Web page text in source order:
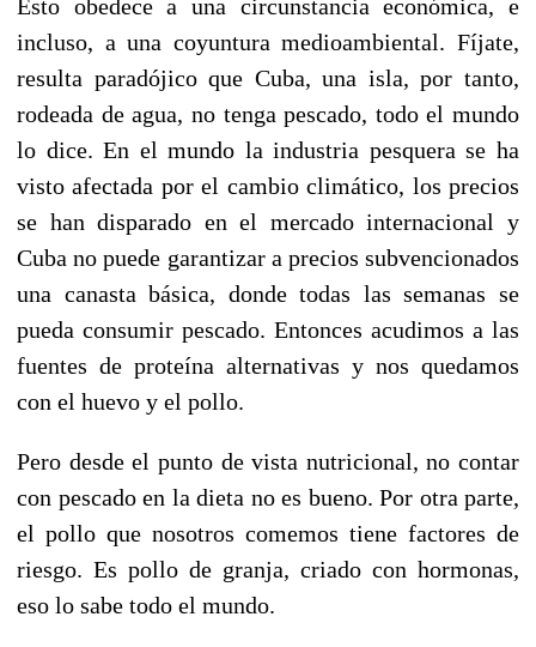
Esto obedece a una circunstancia económica, e
incluso, a una coyuntura medioambiental. Fíjate,
resulta paradójico que Cuba, una isla, por tanto,
rodeada de agua, no tenga pescado, todo el mundo
lo dice. En el mundo la industria pesquera se ha
visto afectada por el cambio climático, los precios
se han disparado en el mercado internacional y
Cuba no puede garantizar a precios subvencionados
una canasta básica, donde todas las semanas se
pueda consumir pescado. Entonces acudimos a las
fuentes de proteína alternativas y nos quedamos
con el huevo y el pollo.
Pero desde el punto de vista nutricional, no contar
con pescado en la dieta no es bueno. Por otra parte,
el pollo que nosotros comemos tiene factores de
riesgo. Es pollo de granja, criado con hormonas,
eso lo sabe todo el mundo.